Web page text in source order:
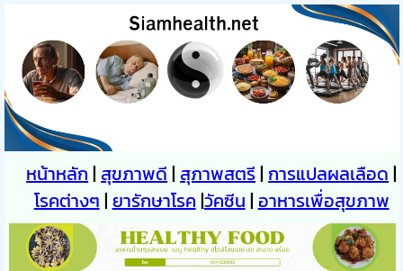
หน้าหลัก | สุขภาพดี | สุภาพสตรี|การแปลผลเลือด |
โรคต่างๆ | ยารักษาโรค |วัคซีน | อาหารเพื่อสุขภาพ